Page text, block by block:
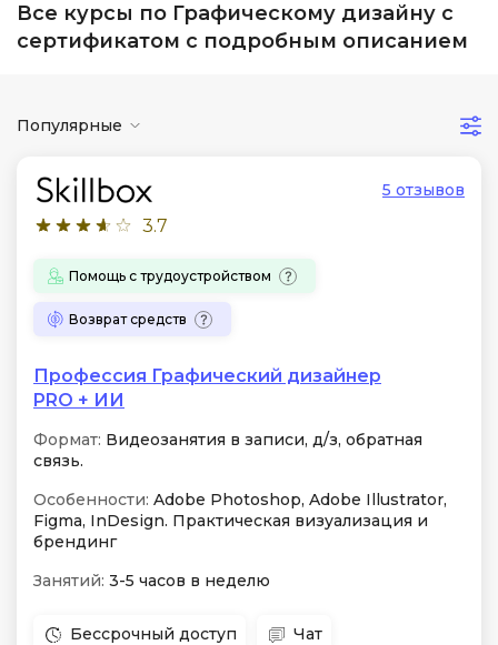
Все курсы по Графическому дизайну с
сертификатом с подробным описанием
Популярные
3.7
5 отзывов
Помощь с трудоустройством
Возврат средств
Профессия Графический дизайнер
PRO + ИИ
Формат: Видеозанятия в записи, д/з, обратная
связь.
Особенности: Adobe Photoshop, Adobe Illustrator,
Figma, InDesign. Практическая визуализация и
брендинг
Занятий: 3-5 часов в неделю
Бессрочный доступ Чат